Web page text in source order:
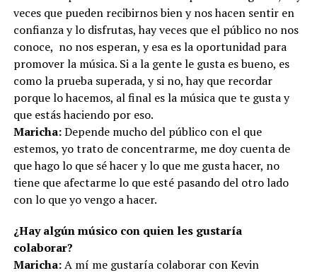
veces que pueden recibirnos bien y nos hacen sentir en
confianza y lo disfrutas, hay veces que el público no nos
conoce, no nos esperan, y esa es la oportunidad para
promover la música. Si a la gente le gusta es bueno, es
como la prueba superada, y si no, hay que recordar
porque lo hacemos, al final es la música que te gusta y
que estás haciendo por eso.
Maricha:Depende mucho del público con el que
estemos, yo trato de concentrarme, me doy cuenta de
que hago lo que sé hacer y lo que me gusta hacer, no
tiene que afectarme lo que esté pasando del otro lado
con lo que yo vengo a hacer.
¿Hay algún músico con quien les gustaría
colaborar?
Maricha:A mí me gustaría colaborar con Kevin